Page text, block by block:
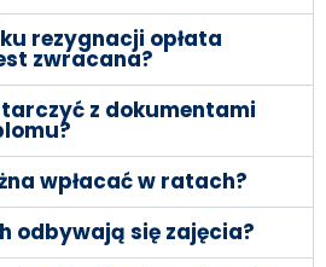
rezygnacji opłata
zwracana?
z dokumentami
wpłacać w ratach?
odbywają się zajęcia?